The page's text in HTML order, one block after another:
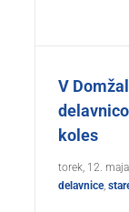
V
koles
torek, 12.
delavnice,